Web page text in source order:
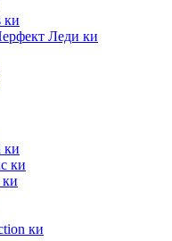
ки
Леди ки
ки
ки
ки
ки